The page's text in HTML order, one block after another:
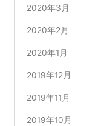
2020年3月
2020年2月
2020年1月
2019年12月
2019年11月
2019年10月